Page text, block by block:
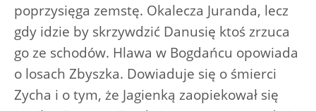
poprzysięga zemstę. Okalecza Juranda, lecz
gdy idzie by skrzywdzić Danusię ktoś zrzuca
go ze schodów. Hlawa w Bogdańcu opowiada
o losach Zbyszka. Dowiaduje się o śmierci
Zycha i o tym, że Jagienką zaopiekował się